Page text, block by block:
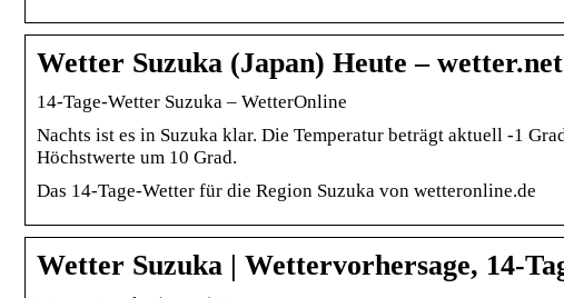
Wetter Suzuka (Japan) Heute – wetter.net
14-Tage-Wetter Suzuka – WetterOnline
Nachts ist es in Suzuka klar. Die Temperatur beträgt aktuell -1
Höchstwerte um 10 Grad.
Das 14-Tage-Wetter für die Region Suzuka von wetteronline.de
Wetter Suzuka | Wettervorhersage, 14-